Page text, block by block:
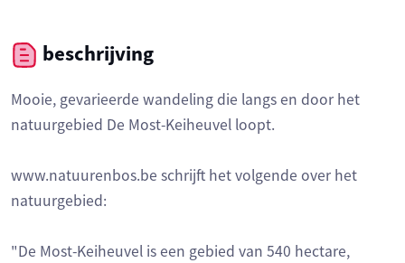
beschrijving
Mooie, gevarieerde wandeling die langs en door het
natuurgebied De Most-Keiheuvel loopt.
www.natuurenbos.be schrijft het volgende over het
natuurgebied:
"De Most-Keiheuvel is een gebied van 540 hectare,